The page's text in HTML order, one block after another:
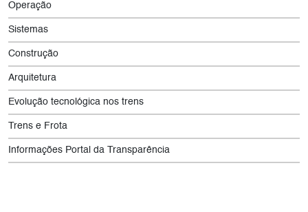
Operação
Sistemas
Construção
Arquitetura
Evolução tecnológica nos trens
Trens e Frota
Informações Portal da Transparência